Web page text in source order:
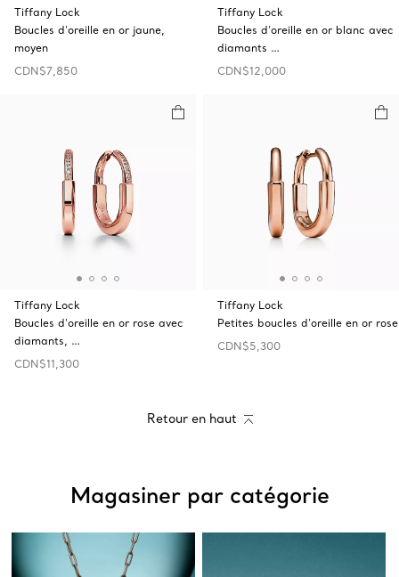
Tiffany Lock
Boucles d’oreille en or jaune,
moyen
CDN$7,850
Tiffany Lock
Boucles d’oreille en or blanc avec
diamants …
CDN$12,000
Tiffany Lock
Boucles d’oreille en or rose avec
diamants, …
CDN$11,300
Tiffany Lock
Petites boucles d’oreille en or rose
CDN$5,300
Retour en haut
Magasiner par catégorie